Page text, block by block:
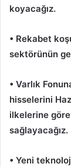
koyacağız.
• Rekabet
sektörünün
• Varlık
hisselerini
ilkelerine
sağlayacağız.
• Yeni